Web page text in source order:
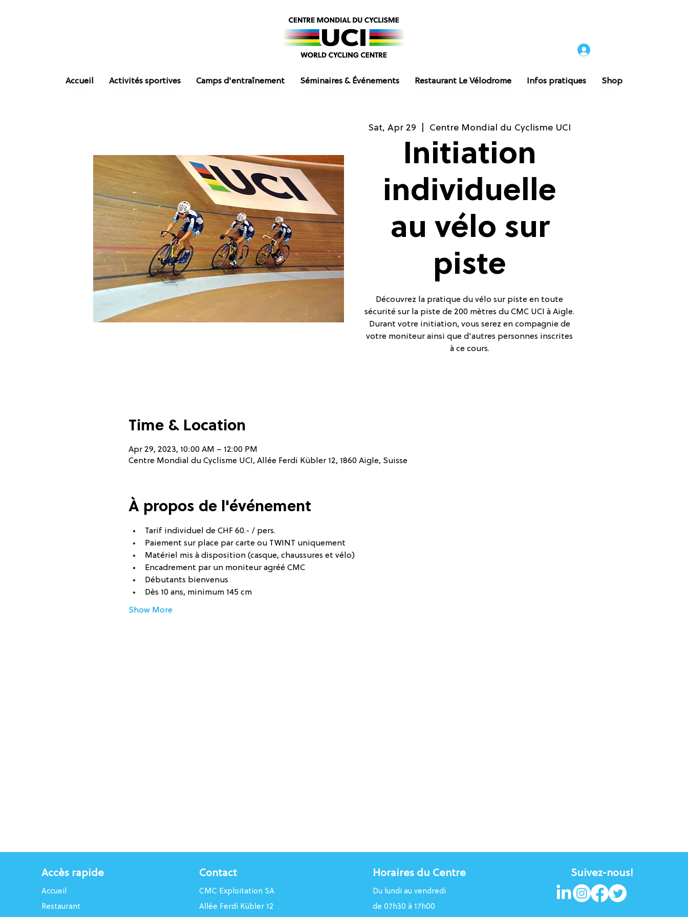
Accueil Activités sportives Camps d'entraînement Séminaires & Événements Restaurant Le Vélodrome Infos pratiques Shop
Sat, Apr 29 Centre Mondial du Cyclisme UCI
Initiation
individuelle
au vélo sur
piste
Découvrez la pratique du vélo sur piste en toute
sécurité sur la piste de 200 mètres du CMC UCI à Aigle.
Durant votre initiation, vous serez en compagnie de
votre moniteur ainsi que d'autres personnes inscrites
à ce cours.
Time & Location
Apr 29, 2023, 10:00 AM – 12:00 PM
Centre Mondial du Cyclisme UCI, Allée Ferdi Kübler 12, 1860 Aigle, Suisse
À propos de l'événement
Tarif individuel de CHF 60.- / pers.
Paiement sur place par carte ou TWINT uniquement
Matériel mis à disposition (casque, chaussures et vélo)
Encadrement par un moniteur agréé CMC
Débutants bienvenus
Dès 10 ans, minimum 145 cm
Show More
Accès rapide
Accueil
Restaurant
Contact
CMC Exploitation SA
Allée Ferdi Kübler 12
Horaires du Centre
Du lundi au vendredi
de 07h30 à 17h00
Suivez-nous!